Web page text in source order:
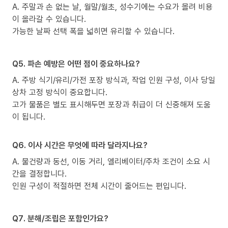
A. 주말과 손 없는 날, 월말/월초, 성수기에는 수요가 몰려 비용
이 올라갈 수 있습니다.
가능한 날짜 선택 폭을 넓히면 유리할 수 있습니다.
Q5. 파손 예방은 어떤 점이 중요하나요?
A. 주방 식기/유리/가전 포장 방식과, 작업 인원 구성, 이사 당일
상차 고정 방식이 중요합니다.
고가 물품은 별도 표시해두면 포장과 취급이 더 신중해져 도움
이 됩니다.
Q6. 이사 시간은 무엇에 따라 달라지나요?
A. 물건량과 동선, 이동 거리, 엘리베이터/주차 조건이 소요 시
간을 결정합니다.
인원 구성이 적절하면 전체 시간이 줄어드는 편입니다.
Q7. 분해/조립은 포함인가요?